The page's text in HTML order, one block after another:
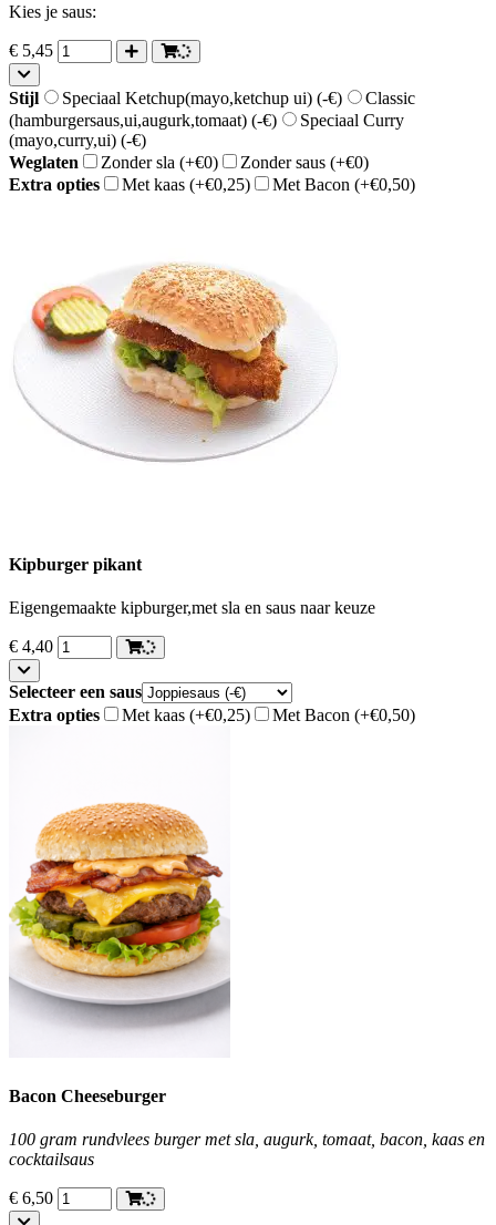
Kies je saus:
€ 5,45
Stijl Speciaal Ketchup(mayo,ketchup ui) (-€)
Classic
(hamburgersaus,ui,augurk,tomaat) (-€)
Speciaal Curry
(mayo,curry,ui) (-€)
Weglaten
Zonder sla (+€0) Zonder saus (+€0)
Extra opties
Met kaas (+€0,25) Met Bacon (+€0,50)
Kipburger pikant
Eigengemaakte kipburger,met sla en saus naar keuze
€ 4,40
Selecteer een saus
Extra opties
Met kaas (+€0,25) Met Bacon (+€0,50)
Bacon Cheeseburger
100 gram rundvlees burger met sla, augurk, tomaat, bacon, kaas en
cocktailsaus
€ 6,50